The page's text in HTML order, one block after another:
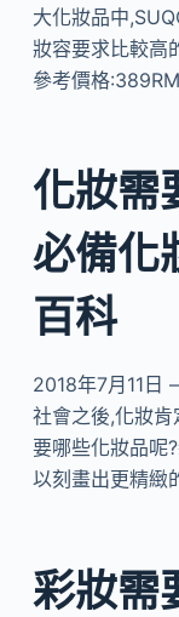
大化妝品中
妝容要求比較高
參考價格
化妝需
必備化
百科
2018年7月11日
社會之後,化妝
要哪些化妝品呢
以刻畫出更精緻
彩妝需